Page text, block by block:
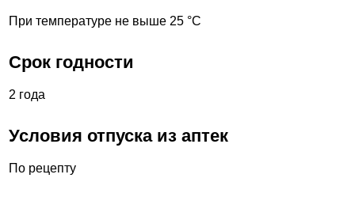
При температуре не выше 25 °С
Срок годности
2 года
Условия отпуска из аптек
По рецепту